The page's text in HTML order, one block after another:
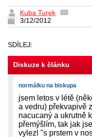
Kuba Turek
3/12/2012
SDÍLEJ:
Diskuze k článku
normálku na biskupa
jsem letos v létě
a vedru) překvapivě
nacucaný a ukrutně
přemýšlím, tak jak
vylezl "s prstem v